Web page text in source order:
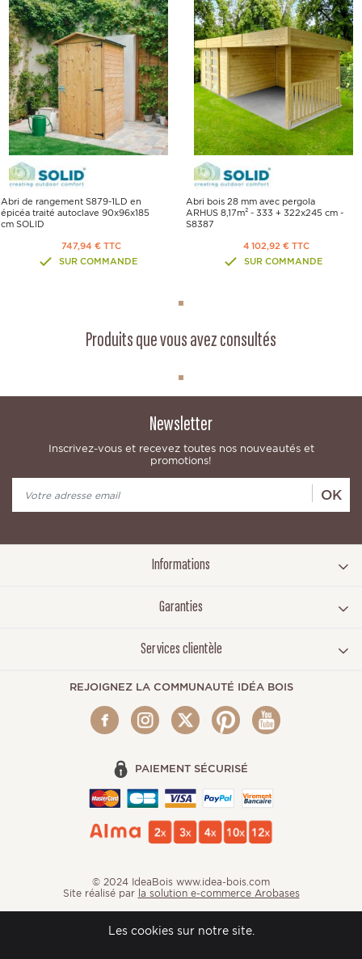
Abri de rangement S879-1LD en
épicéa traité autoclave 90x96x185
cm SOLID
747,94 € TTC
SUR COMMANDE
Abri bois 28 mm avec pergola
ARHUS 8,17m² - 333 + 322x245 cm -
S8387
4 102,92 € TTC
SUR COMMANDE
Produits que vous avez consultés
Newsletter
Inscrivez-vous et recevez toutes nos nouveautés et
promotions!
OK
Informations
Garanties
Services clientèle
REJOIGNEZ LA COMMUNAUTÉ IDÉA BOIS
PAIEMENT SÉCURISÉ
© 2024 IdeaBois www.idea-bois.com
Site réalisé par la solution e-commerce Arobases
Les cookies sur notre site.